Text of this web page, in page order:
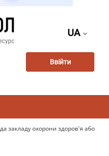
UA
Ввійти
закладу охорони здоров'я або